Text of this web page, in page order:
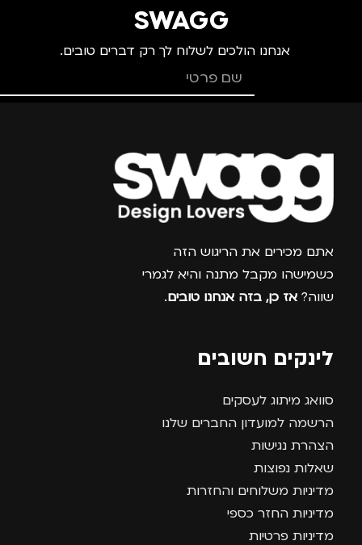
SWAGG
אנחנו הולכים לשלוח לך רק דברים טובים.
צרפו אותי למועדון
אתם מכירים את הריגוש הזה
כשמישהו מקבל מתנה והיא לגמרי
שווה? אז כן, בזה אנחנו טובים.
לינקים חשובים
סוואג מיתוג לעסקים
הרשמה למועדון החברים שלנו
הצהרת נגישות
שאלות נפוצות
מדיניות משלוחים והחזרות
מדיניות החזר כספי
מדיניות פרטיות